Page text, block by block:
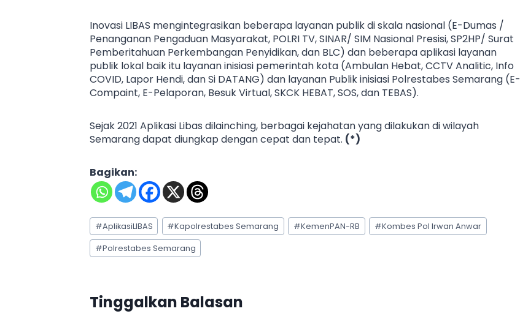
Inovasi LIBAS mengintegrasikan beberapa layanan publik di skala nasional (E-Dumas /
Penanganan Pengaduan Masyarakat, POLRI TV, SINAR/ SIM Nasional Presisi, SP2HP/ Surat
Pemberitahuan Perkembangan Penyidikan, dan BLC) dan beberapa aplikasi layanan
publik lokal baik itu layanan inisiasi pemerintah kota (Ambulan Hebat, CCTV Analitic, Info
COVID, Lapor Hendi, dan Si DATANG) dan layanan Publik inisiasi Polrestabes Semarang (E-
Compaint, E-Pelaporan, Besuk Virtual, SKCK HEBAT, SOS, dan TEBAS).
Sejak 2021 Aplikasi Libas dilainching, berbagai kejahatan yang dilakukan di wilayah
Semarang dapat diungkap dengan cepat dan tepat. (*)
Bagikan:
Post
Tags:
#AplikasiLIBAS #Kapolrestabes Semarang #KemenPAN-RB #Kombes Pol Irwan Anwar
#Polrestabes Semarang
Tinggalkan Balasan